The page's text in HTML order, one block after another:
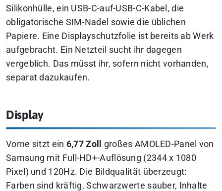
Silikonhülle, ein USB-C-auf-USB-C-Kabel, die
obligatorische SIM-Nadel sowie die üblichen
Papiere. Eine Displayschutzfolie ist bereits ab Werk
aufgebracht. Ein Netzteil sucht ihr dagegen
vergeblich. Das müsst ihr, sofern nicht vorhanden,
separat dazukaufen.
Display
Vorne sitzt ein 6,77 Zoll
großes AMOLED-Panel von
Samsung mit Full-HD+-Auflösung (2344 x 1080
Pixel) und 120Hz. Die Bildqualität überzeugt:
Farben sind kräftig, Schwarzwerte sauber, Inhalte